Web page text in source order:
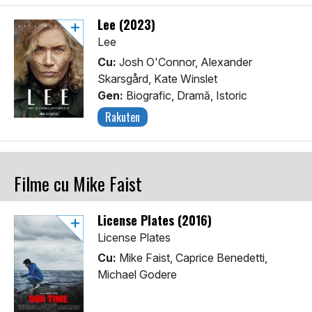
Lee (2023)
Lee
Cu: Josh O'Connor, Alexander
Skarsgård, Kate Winslet
Gen: Biografic, Dramă, Istoric
Rakuten
Filme cu Mike Faist
License Plates (2016)
License Plates
Cu: Mike Faist, Caprice Benedetti,
Michael Godere